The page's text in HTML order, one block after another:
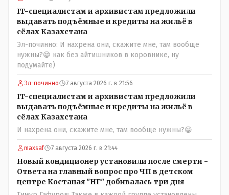
IT-специалистам и архивистам предложили
выдавать подъёмные и кредиты на жильё в
сёлах Казахстана
Эл-починно: И нахрена они, скажите мне, там вообще
нужны?😁 как без айтишников в коровнике, ну
подумайте)
Эл-починно 7 августа 2026 г. в 21:56
IT-специалистам и архивистам предложили
выдавать подъёмные и кредиты на жильё в
сёлах Казахстана
И нахрена они, скажите мне, там вообще нужны?😁
maxsaf 7 августа 2026 г. в 21:44
Новый кондиционер установили после смерти -
Ответа на главный вопрос про ЧП в детском
центре Костаная "НГ" добивалась три дня